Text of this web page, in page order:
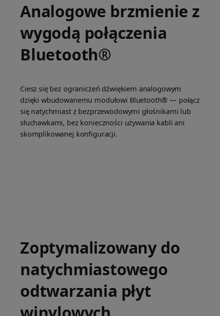
Analogowe brzmienie z
wygodą połączenia
Bluetooth®
Ciesz się bez ograniczeń dźwiękiem analogowym
dzięki wbudowanemu modułowi Bluetooth® — połącz
się natychmiast z bezprzewodowymi głośnikami lub
słuchawkami, bez konieczności używania kabli ani
skomplikowanej konfiguracji.
Zoptymalizowany do
natychmiastowego
odtwarzania płyt